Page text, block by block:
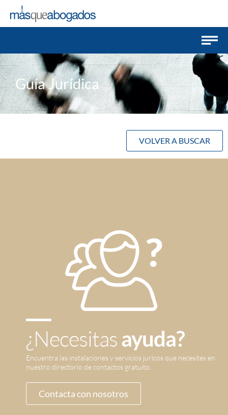
Guía Jurídica
VOLVER A BUSCAR
¿Necesitasayuda?
Encuentra las instalaciones y servicios jurícos que necesites en
nuestro directorio de contactos gratuito.
Contacta con nosotros